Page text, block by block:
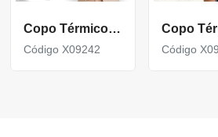
Copo Térmico de 800ml com parede dupla em inox 304 X09242
Código X09242 Código